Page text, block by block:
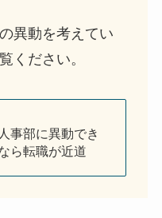
異動を考えてい
ください。
事部に異動でき
ら転職が近道